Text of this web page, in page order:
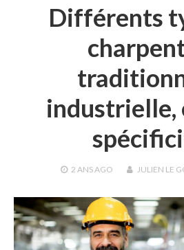
Différents
industrielle,
2 ANSAGO JULIEN LE